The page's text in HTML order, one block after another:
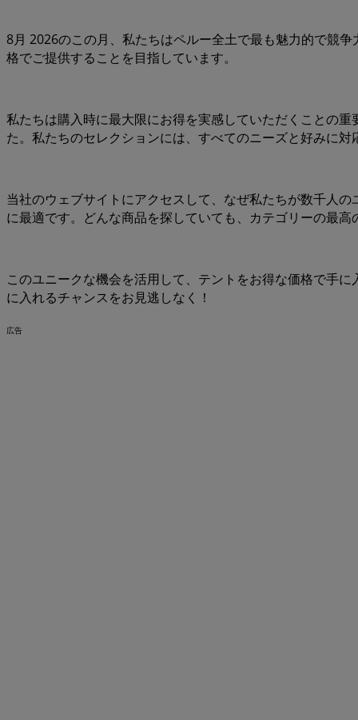
8月 2026のこの月、私たちはペルー全土で最も魅力的で競
格でご提供することを目指しています。
私たちは購入時に最大限にお得を実感していただくことの
た。私たちのセレクションには、すべてのニーズと好みに
当社のウェブサイトにアクセスして、なぜ私たちが数千人
に最適です。どんな商品を探していても、カテゴリーの最
このユニークな機会を活用して、テントをお得な価格で手
に入れるチャンスをお見逃しなく！
広告